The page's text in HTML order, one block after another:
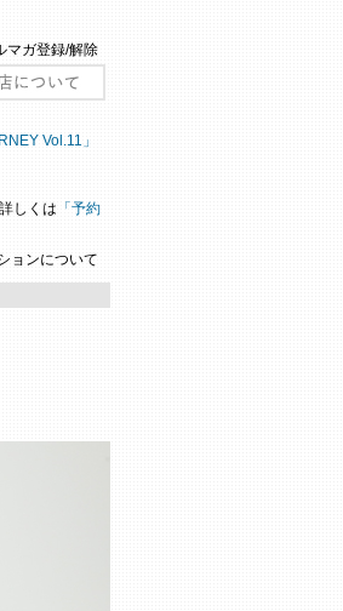
マガ登録/解除
Vol.11」
しくは 「予約
ョンについて